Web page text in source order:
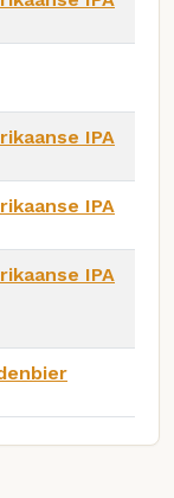
IPA
IPA
IPA